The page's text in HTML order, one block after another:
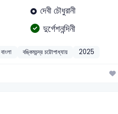
দেবী চৌধুরানী
দুর্গেশনন্দিনী
বাংলা বঙ্কিমচন্দ্র চট্টোপাধ্যায় 2025